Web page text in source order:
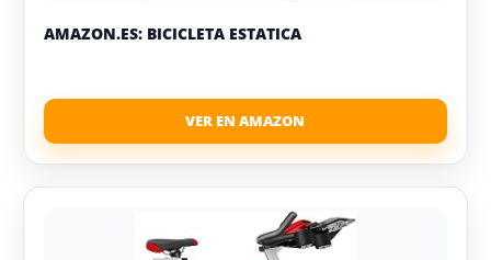
AMAZON.ES: BICICLETA ESTATICA